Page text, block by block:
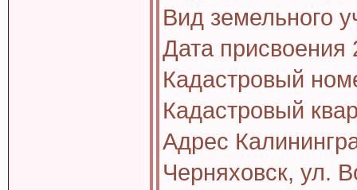
Вид земельного
Дата присвоения
Кадастровый
Кадастровый
Адрес
Черняховск, ул.